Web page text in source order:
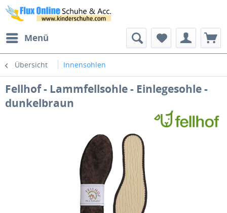
Menü
Übersicht Innensohlen
Fellhof - Lammfellsohle - Einlegesohle -
dunkelbraun